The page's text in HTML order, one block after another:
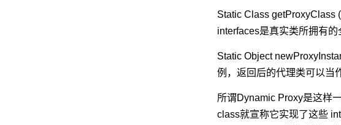
Static Class getProxyClass
interfaces是真实类所拥有的
Static Object
例，返回后的代理类可以当
所谓Dynamic Proxy是这样
class就宣称它实现了这些